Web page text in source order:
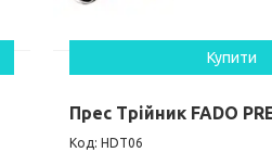
Купити
Прес Трійник FADO
HDT06